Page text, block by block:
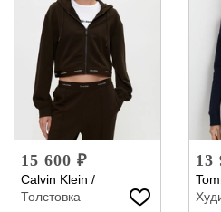
15 600 ₽
Calvin Klein /
Толстовка
13